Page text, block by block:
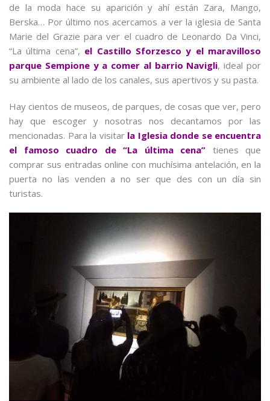
de la moda hace su aparición y ahí están Zara, Mango,
Berska… Por último nos acercamos a ver la iglesia de Santa
Marie del Grazie para ver el cuadro de Leonardo Da Vinci,
“La última cena”, el Castillo Sforzesco y el maravilloso
parque Sempione y a comer al barrio Navigli, ideal por
su ambiente al lado de los canales, sus apertivos y su pasta.
Hay cientos de museos, de parques, de cosas que ver, pero
hay que escoger y nosotras nos decantamos por las
mencionadas. Para la visitar la Iglesia donde se encuentra
el famoso cuadro de “La última cena” tienes que
comprar sus entradas online con muchísima antelación, en la
puerta no las venden a no ser que des con un día sin
turistas.